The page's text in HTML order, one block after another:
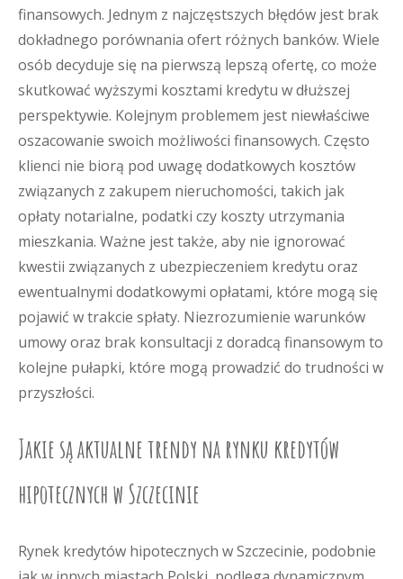
finansowych. Jednym z najczęstszych błędów jest brak
dokładnego porównania ofert różnych banków. Wiele
osób decyduje się na pierwszą lepszą ofertę, co może
skutkować wyższymi kosztami kredytu w dłuższej
perspektywie. Kolejnym problemem jest niewłaściwe
oszacowanie swoich możliwości finansowych. Często
klienci nie biorą pod uwagę dodatkowych kosztów
związanych z zakupem nieruchomości, takich jak
opłaty notarialne, podatki czy koszty utrzymania
mieszkania. Ważne jest także, aby nie ignorować
kwestii związanych z ubezpieczeniem kredytu oraz
ewentualnymi dodatkowymi opłatami, które mogą się
pojawić w trakcie spłaty. Niezrozumienie warunków
umowy oraz brak konsultacji z doradcą finansowym to
kolejne pułapki, które mogą prowadzić do trudności w
przyszłości.
Jakie są aktualne trendy na rynku kredytów
hipotecznych w Szczecinie
Rynek kredytów hipotecznych w Szczecinie, podobnie